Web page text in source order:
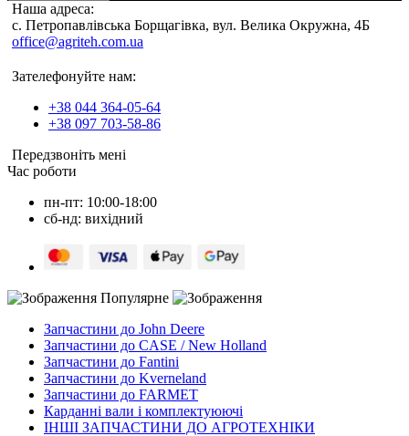
Наша адреса:
c. Петропавлівська Борщагівка, вул. Велика Окружна, 4Б
office@agriteh.com.ua
Зателефонуйте нам:
+38 044 364-05-64
+38 097 703-58-86
Передзвоніть мені
Час роботи
пн-пт: 10:00-18:00
сб-нд: вихідний
Популярне
Запчастини до John Deere
Запчастини до CASE / New Holland
Запчастини до Fantini
Запчастини до Kverneland
Запчастини до FARMET
Карданні вали і комплектуюючі
ІНШІ ЗАПЧАСТИНИ ДО АГРОТЕХНІКИ